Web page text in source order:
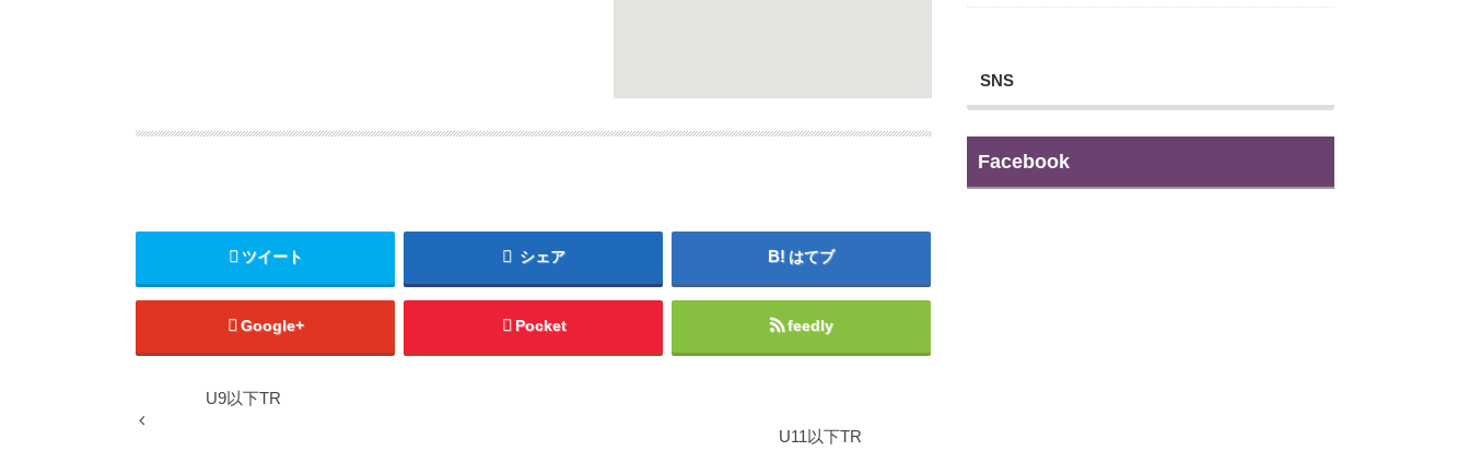
ツイート シェア はてブ
Google+ Pocket feedly
U9以下TR
U11以下TR
SNS
Facebook